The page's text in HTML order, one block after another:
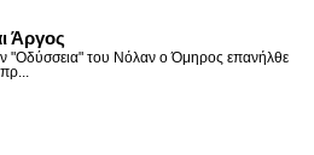
Άργος
"Οδύσσεια" του Νόλαν ο Όμηρος επανήλθε